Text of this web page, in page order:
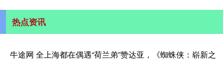
热点资讯
牛途网 全上海都在偶遇“荷兰弟”赞达亚，《蜘蛛侠：崭新之